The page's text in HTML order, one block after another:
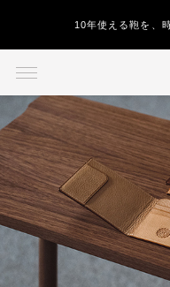
10年使える鞄を、